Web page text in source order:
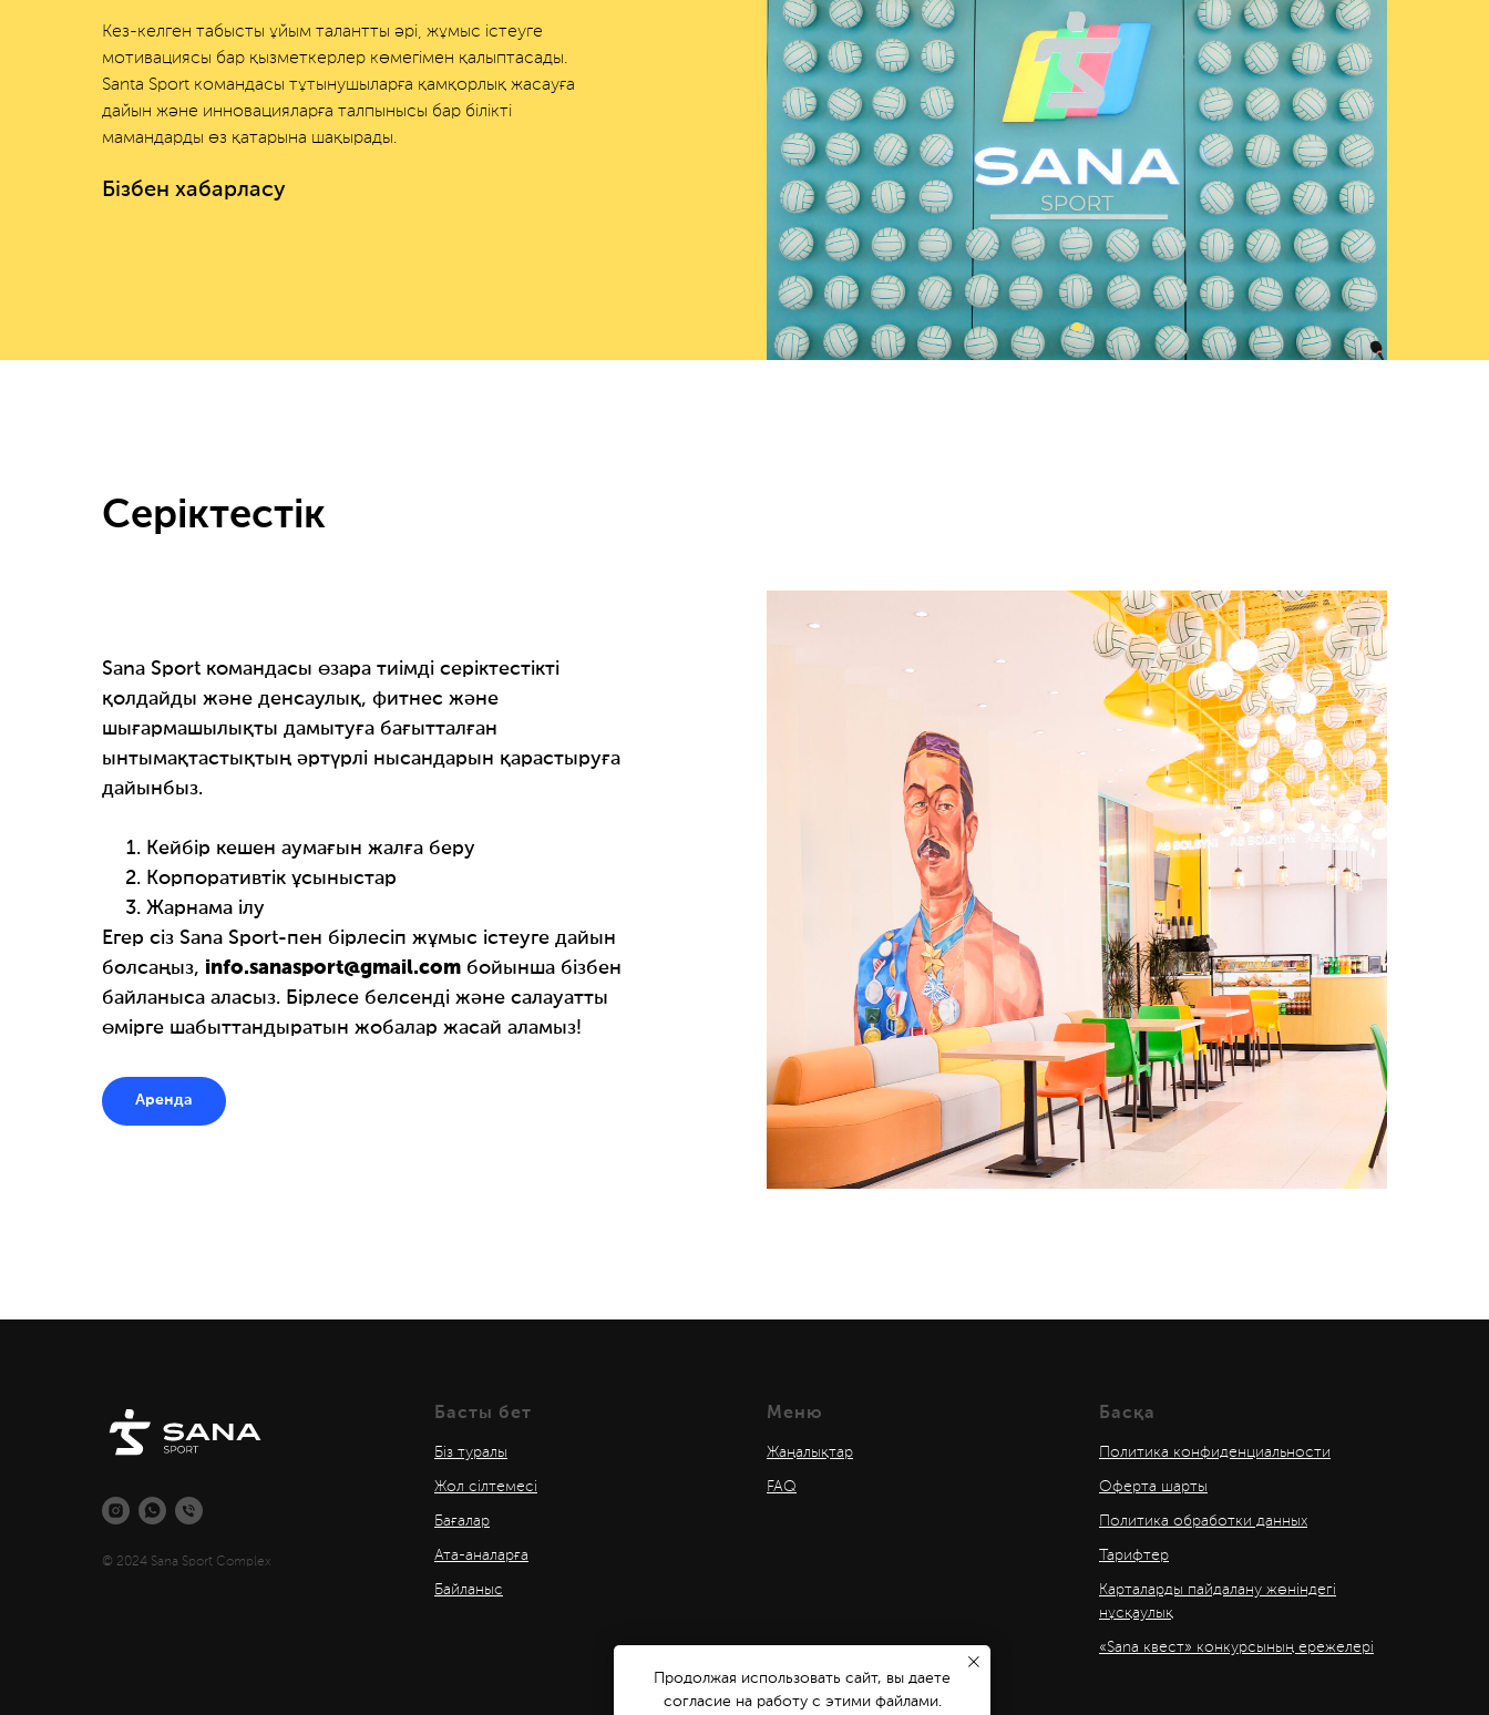
Кез-келген табысты ұйым талантты әрі, жұмыс істеуге
мотивациясы бар қызметкерлер көмегімен қалыптасады.
Santa Sport командасы тұтынушыларға қамқорлық жасауға
дайын және инновацияларға талпынысы бар білікті
мамандарды өз қатарына шақырады.
Бізбен хабарласу
Серіктестік
Sana Sport командасы өзара тиімді серіктестікті
қолдайды және денсаулық, фитнес және
шығармашылықты дамытуға бағытталған
ынтымақтастықтың әртүрлі нысандарын қарастыруға
дайынбыз.
Кейбір кешен аумағын жалға беру
Корпоративтік ұсыныстар
Жарнама ілу
Егер сіз Sana Sport-пен бірлесіп жұмыс істеуге дайын
болсаңыз, info.sanasport@gmail.com бойынша бізбен
байланыса аласыз. Бірлесе белсенді және салауатты
өмірге шабыттандыратын жобалар жасай аламыз!
Аренда
© 2024 Sana Sport Complex
Басты бет
Біз туралы
Жол сілтемесі
Бағалар
Ата-аналарға
Байланыс
Меню
Жаңалықтар
FAQ
Басқа
Политика конфиденциальности
Оферта шарты
Политика обработки данных
Тарифтер
Карталарды пайдалану жөніндегі
нұсқаулық
«Sana квест» конкурсының ережелері
Продолжая использовать сайт, вы даете
согласие на работу с этими файлами.